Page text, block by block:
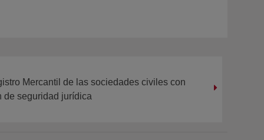
Mercantil de las sociedades civiles con
de seguridad jurídica